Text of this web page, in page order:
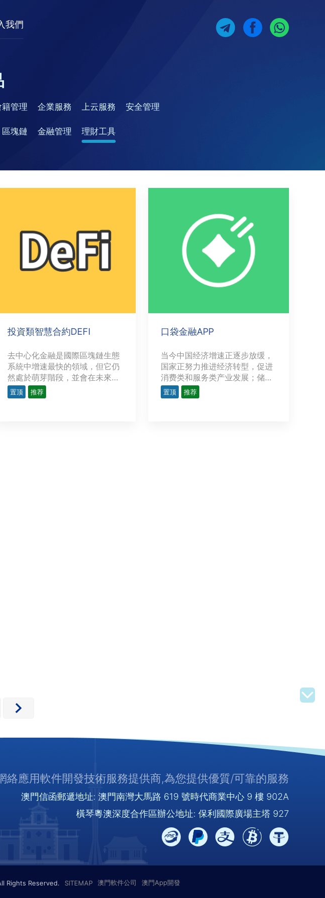
我們
籍管理 企業服務 上云服務 安全管理
區塊鏈 金融管理 理財工具
投資類智慧合約DEFI
去中心化金融是國際區塊鏈生態
系統中增速最快的領域，但它仍
然處於萌芽階段，並會在未來釋
放更多的潛力。越來越多的開發
者研發複雜精密的去中心化應用
置顶 推荐
口袋金融APP
当今中国经济增速正逐步放缓，
国家正努力推进经济转型，促进
消费类和服务类产业发展；储蓄
率降低，存款利息不足以弥补物
价上涨的损失，存款实际价值在
置顶 推荐
絡應用軟件開發技術服務提供商,為您提供優質/可靠的服務
澳門信函郵遞地址: 澳門南灣大馬路 619 號時代商業中心 9 樓 902A
橫琴粵澳深度合作區辦公地址: 保利國際廣場主塔 927
Rights Reserved. SITEMAP 澳門軟件公司 澳門App開發